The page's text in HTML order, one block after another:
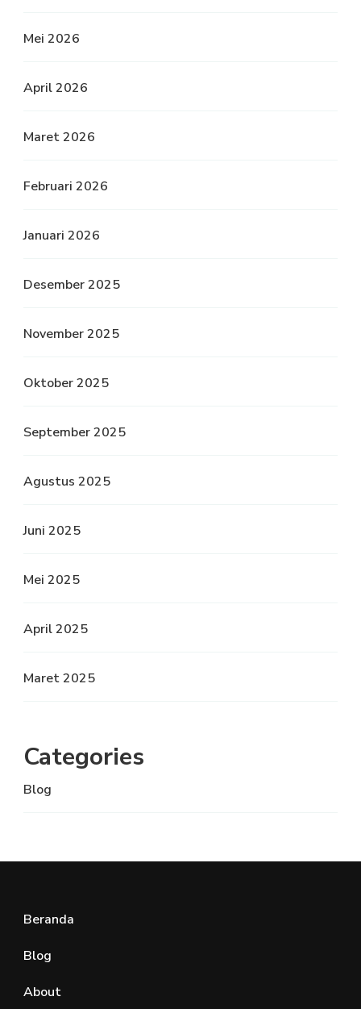
Mei 2026
April 2026
Maret 2026
Februari 2026
Januari 2026
Desember 2025
November 2025
Oktober 2025
September 2025
Agustus 2025
Juni 2025
Mei 2025
April 2025
Maret 2025
Categories
Blog
Beranda
Blog
About